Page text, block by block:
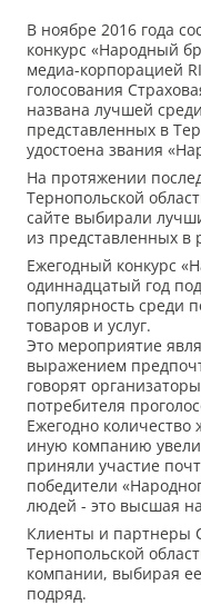
В ноябре 2016 года
конкурс «Народный
медиа-корпорацией
голосования
названа лучшей
представленных в
удостоена звания
На протяжении
Тернопольской
сайте выбирали
из представленных в
Ежегодный конкурс
одиннадцатый год
популярность среди
товаров и услуг.
Это мероприятие
выражением
говорят
потребителя
Ежегодно
иную компанию
приняли участие
победители
людей - это высшая
Клиенты и партнеры
Тернопольской
компании, выбирая
подряд.